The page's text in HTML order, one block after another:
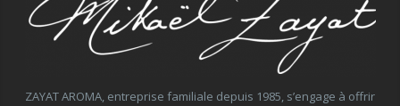
ZAYAT AROMA, entreprise familiale depuis 1985, s’engage à offrir